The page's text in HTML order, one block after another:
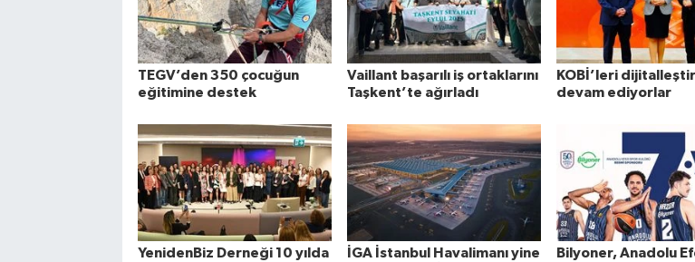
TEGV’den 350 çocuğun
eğitimine destek
Vaillant başarılı iş ortaklarını
Taşkent’te ağırladı
KOBİ’leri
devam ediyorlar
YenidenBiz Derneği 10 yılda
İGA İstanbul Havalimanı yine
Bilyoner, Anadolu